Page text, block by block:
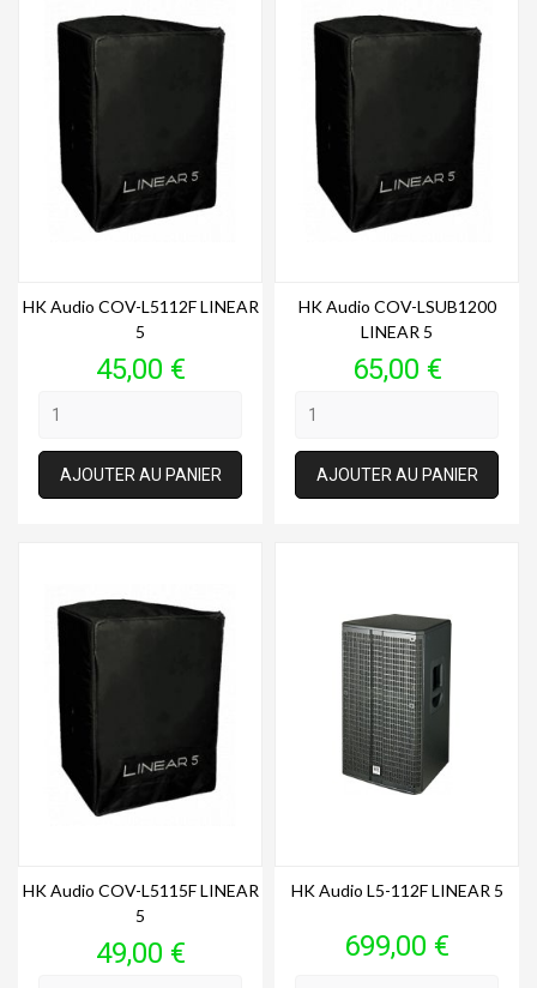
HK Audio COV-L5112F LINEAR
5
Prix
45,00 €
AJOUTER AU PANIER
HK Audio COV-LSUB1200
LINEAR 5
Prix
65,00 €
AJOUTER AU PANIER
HK Audio COV-L5115F LINEAR
5
Prix
49,00 €
HK Audio L5-112F LINEAR 5
Prix
699,00 €